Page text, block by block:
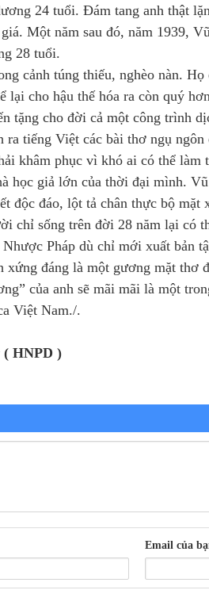
24 tuổi. Đám tang anh thật
Một năm sau đó, năm 1939,
28 tuổi.
cảnh túng thiếu, nghèo nàn.
lại cho hậu thế hóa ra còn quý
tặng cho đời cả một công trình
ra tiếng Việt các bài thơ ngụ ngôn
khâm phục vì khó ai có thể làm
học giả lớn của thời đại mình.
độc đáo, lột tả chân thực bộ mặt
chỉ sống trên đời 28 năm lại có
Pháp dù chỉ mới xuất bản
xứng đáng là một gương mặt thơ
của anh sẽ mãi mãi là một
Việt Nam./.
)
Email của